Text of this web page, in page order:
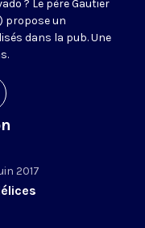
? Le père Gautier
propose un
dans la pub. Une
2017